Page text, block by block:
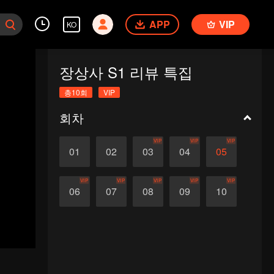
KO APP VIP
장상사 S1 리뷰 특집
총10회 VIP
회차
01 02 03
VIP
04
VIP
05
VIP
06
VIP
07
VIP
08
VIP
09
VIP
10
VIP